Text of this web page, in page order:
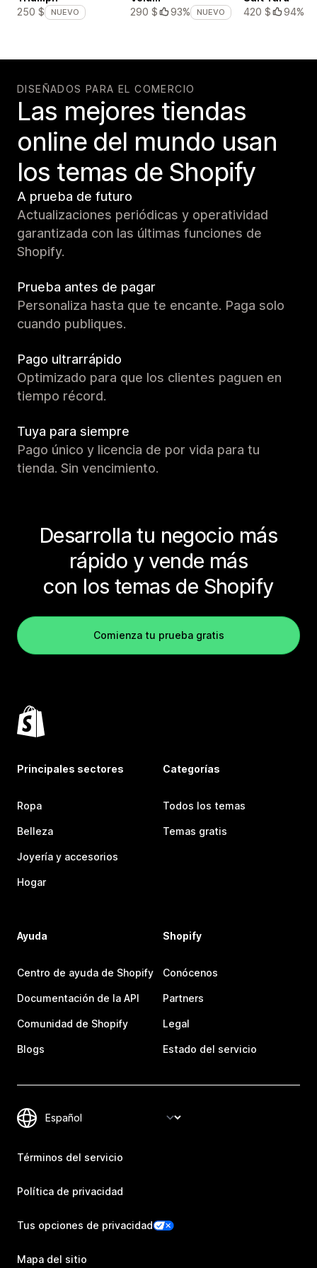
250 $
NUEVO
290 $
93% NUEVO
420 $
94%
DISEÑADOS PARA EL COMERCIO
Las mejores tiendas
online del mundo usan
los temas de Shopify
A prueba de futuro
Actualizaciones periódicas y operatividad
garantizada con las últimas funciones de
Shopify.
Prueba antes de pagar
Personaliza hasta que te encante. Paga solo
cuando publiques.
Pago ultrarrápido
Optimizado para que los clientes paguen en
tiempo récord.
Tuya para siempre
Pago único y licencia de por vida para tu
tienda. Sin vencimiento.
Desarrolla tu negocio más
rápido y vende más
con los temas de Shopify
Comienza tu prueba gratis
Principales sectores
Ropa
Belleza
Joyería y accesorios
Hogar
Categorías
Todos los temas
Temas gratis
Ayuda
Centro de ayuda de Shopify
Documentación de la API
Comunidad de Shopify
Blogs
Shopify
Conócenos
Partners
Legal
Estado del servicio
Términos del servicio
Política de privacidad
Tus opciones de privacidad
Mapa del sitio